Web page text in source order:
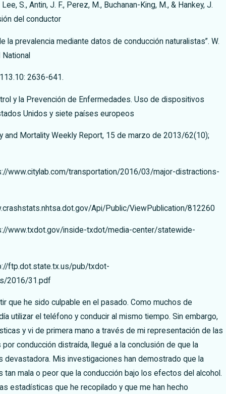
Lee, S., Antin, J. F., Perez, M., Buchanan-King, M., & Hankey, J.
del conductor
la prevalencia mediante datos de conducción naturalistas”. W.
2636-641.
y la Prevención de Enfermedades. Uso de dispositivos
Unidos y siete países europeos
and Mortality Weekly Report, 15 de marzo de 2013/62(10);
www.citylab.com/transportation/2016/03/major-distractions-
Api/Public/ViewPublication/812260
www.txdot.gov/inside-txdot/media-center/statewide-
ftp.dot.state.tx.us/pub/txdot-
2016/31.pdf
que he sido culpable en el pasado. Como muchos de
utilizar el teléfono y conducir al mismo tiempo. Sin embargo,
y vi de primera mano a través de mi representación de las
conducción distraída, llegué a la conclusión de que la
devastadora. Mis investigaciones han demostrado que la
tan mala o peor que la conducción bajo los efectos del alcohol.
estadísticas que he recopilado y que me han hecho